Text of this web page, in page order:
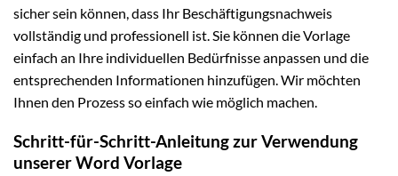
sicher sein können, dass Ihr Beschäftigungsnachweis
vollständig und professionell ist. Sie können die Vorlage
einfach an Ihre individuellen Bedürfnisse anpassen und die
entsprechenden Informationen hinzufügen. Wir möchten
Ihnen den Prozess so einfach wie möglich machen.
Schritt-für-Schritt-Anleitung zur Verwendung
unserer Word Vorlage